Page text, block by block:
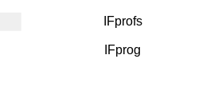
IFprofs
IFprog